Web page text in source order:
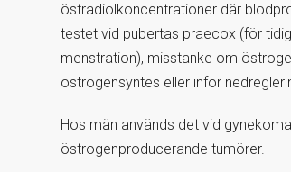
östradiolkoncentrationer där
testet vid pubertas praecox (för
menstration), misstanke om
östrogensyntes eller inför
Hos män används det vid
östrogenproducerande tumörer.